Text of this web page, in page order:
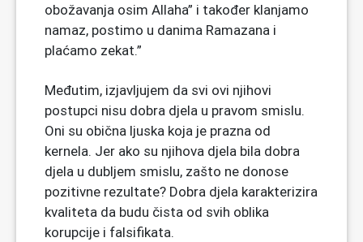
obožavanja osim Allaha” i također klanjamo
namaz, postimo u danima Ramazana i
plaćamo zekat.”
Međutim, izjavljujem da svi ovi njihovi
postupci nisu dobra djela u pravom smislu.
Oni su obična ljuska koja je prazna od
kernela. Jer ako su njihova djela bila dobra
djela u dubljem smislu, zašto ne donose
pozitivne rezultate? Dobra djela karakterizira
kvaliteta da budu čista od svih oblika
korupcije i falsifikata.